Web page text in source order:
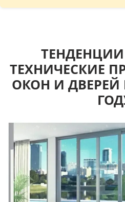
ТЕХНИЧЕСКИЕ
ОКОН И ДВЕРЕЙ